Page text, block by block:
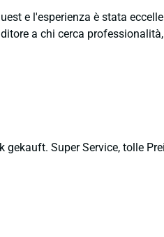
e l'esperienza è stata
a chi cerca
Super Service, tolle